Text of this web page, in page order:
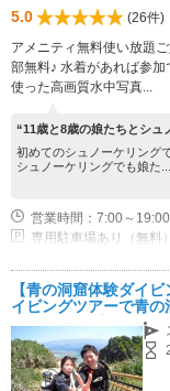
5.0
(26件)
アメニティ無料使い放題
部無料♪ 水着があれば参
使った高画質水中写真...
“11歳と8歳の娘たちとシュ
初めてのシュノーケリング
シュノーケリングでも娘た...
営業時間：7:00～19:00
専用駐車場あり（無料
【青の洞窟体験ダイ
イビングツアーで青
合、ショップ解散でシ
いたい放題！☆